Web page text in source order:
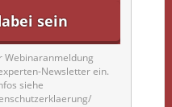
Webinaranmeldung
Newsletter ein.
siehe